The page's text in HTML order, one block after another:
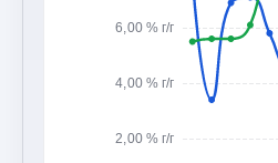
2,00 % г/г
4,00 % г/г
6,00 % г/г